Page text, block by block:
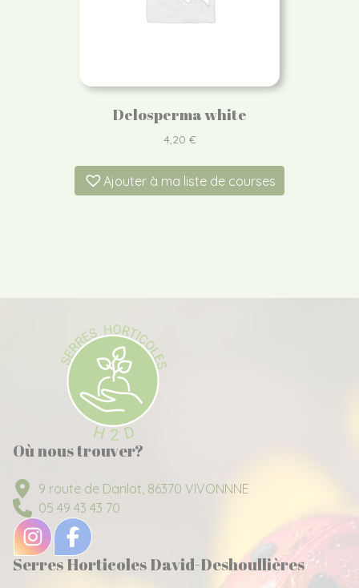
Delosperma white
4,20 €
Ajouter à ma liste de courses
Où nous trouver?
9 route de Danlot, 86370 VIVONNNE
05 49 43 43 70
Serres Horticoles David-Deshoullières